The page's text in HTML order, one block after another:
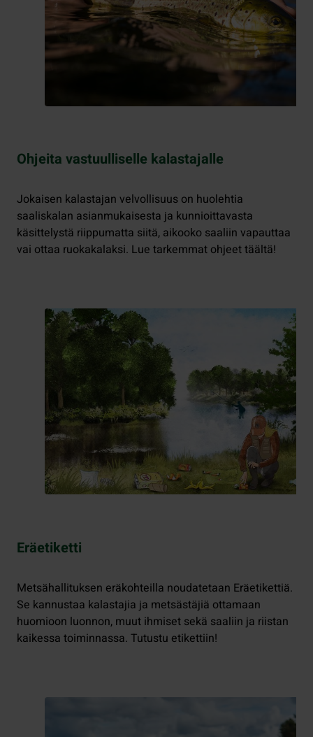
Ohjeita vastuulliselle kalastajalle
Jokaisen kalastajan velvollisuus on huolehtia
saaliskalan asianmukaisesta ja kunnioittavasta
käsittelystä riippumatta siitä, aikooko saaliin vapauttaa
vai ottaa ruokakalaksi. Lue tarkemmat ohjeet täältä!
Eräetiketti
Metsähallituksen eräkohteilla noudatetaan Eräetikettiä.
Se kannustaa kalastajia ja metsästäjiä ottamaan
huomioon luonnon, muut ihmiset sekä saaliin ja riistan
kaikessa toiminnassa. Tutustu etikettiin!